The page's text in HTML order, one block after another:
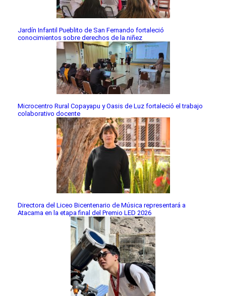
Jardín Infantil Pueblito de San Fernando fortaleció
conocimientos sobre derechos de la niñez
Microcentro Rural Copayapu y Oasis de Luz fortaleció el trabajo
colaborativo docente
Directora del Liceo Bicentenario de Música representará a
Atacama en la etapa final del Premio LED 2026